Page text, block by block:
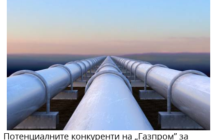
Потенциалните конкуренти на „Газпром” за